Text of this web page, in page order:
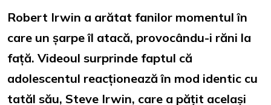
Robert Irwin a arătat fanilor momentul în
care un șarpe îl atacă, provocându-i răni la
față. Videoul surprinde faptul că
adolescentul reacționează în mod identic cu
tatăl său, Steve Irwin, care a pățit același